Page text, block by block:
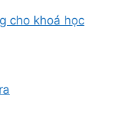
cho khoá học